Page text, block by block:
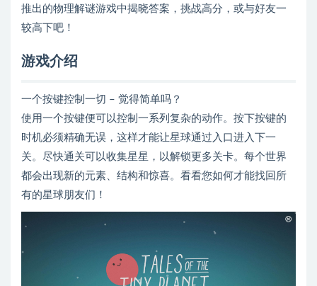
推出的物理解谜游戏中揭晓答案，挑战高分，或与好友一
较高下吧！
游戏介绍
一个按键控制一切 – 觉得简单吗？
使用一个按键便可以控制一系列复杂的动作。按下按键的
时机必须精确无误，这样才能让星球通过入口进入下一
关。尽快通关可以收集星星，以解锁更多关卡。每个世界
都会出现新的元素、结构和惊喜。看看您如何才能找回所
有的星球朋友们！